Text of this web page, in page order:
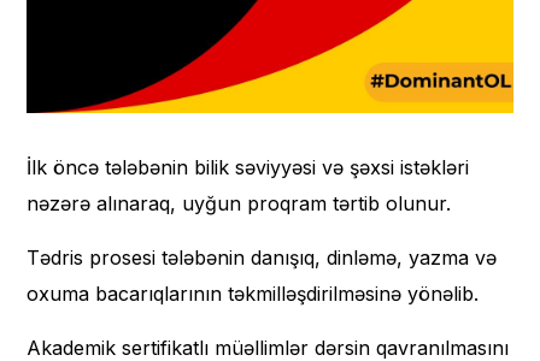
İlk öncə tələbənin bilik səviyyəsi və şəxsi istəkləri
nəzərə alınaraq, uyğun proqram tərtib olunur.
Tədris prosesi tələbənin danışıq, dinləmə, yazma və
oxuma bacarıqlarının təkmilləşdirilməsinə yönəlib.
Akademik sertifikatlı müəllimlər dərsin qavranılmasını